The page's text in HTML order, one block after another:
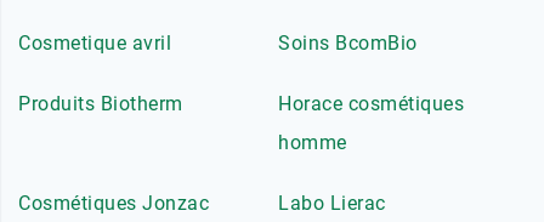
Cosmetique avril Soins BcomBio
Produits Biotherm
Horace cosmétiques
homme
Cosmétiques Jonzac Labo Lierac